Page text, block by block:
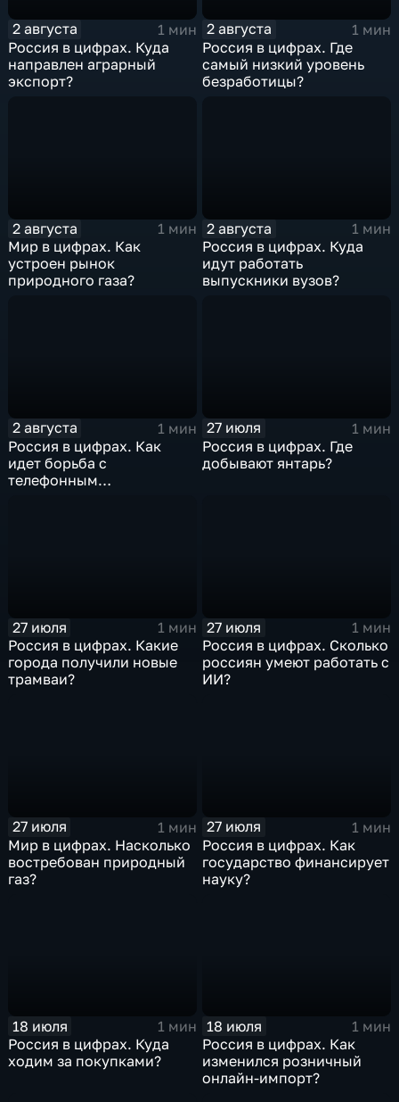
2 августа
1 мин
Россия в цифрах. Куда
направлен аграрный
экспорт?
2 августа
1 мин
Россия в цифрах. Где
самый низкий уровень
безработицы?
2 августа
1 мин
Мир в цифрах. Как
устроен рынок
природного газа?
2 августа
1 мин
Россия в цифрах. Куда
идут работать
выпускники вузов?
2 августа
1 мин
Россия в цифрах. Как
идет борьба с
телефонным
27 июля
1 мин
Россия в цифрах. Где
добывают янтарь?
27 июля
1 мин
Россия в цифрах. Какие
города получили новые
трамваи?
27 июля
1 мин
Россия в цифрах. Сколько
россиян умеют работать с
ИИ?
27 июля
1 мин
Мир в цифрах. Насколько
востребован природный
газ?
27 июля
1 мин
Россия в цифрах. Как
государство финансирует
науку?
18 июля
1 мин
Россия в цифрах. Куда
ходим за покупками?
18 июля
1 мин
Россия в цифрах. Как
изменился розничный
онлайн-импорт?